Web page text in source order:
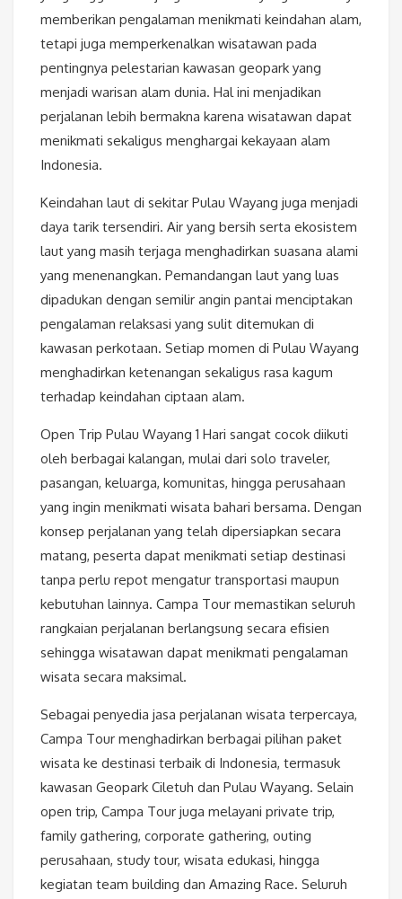
memberikan pengalaman menikmati keindahan alam,
tetapi juga memperkenalkan wisatawan pada
pentingnya pelestarian kawasan geopark yang
menjadi warisan alam dunia. Hal ini menjadikan
perjalanan lebih bermakna karena wisatawan dapat
menikmati sekaligus menghargai kekayaan alam
Indonesia.
Keindahan laut di sekitar Pulau Wayang juga menjadi
daya tarik tersendiri. Air yang bersih serta ekosistem
laut yang masih terjaga menghadirkan suasana alami
yang menenangkan. Pemandangan laut yang luas
dipadukan dengan semilir angin pantai menciptakan
pengalaman relaksasi yang sulit ditemukan di
kawasan perkotaan. Setiap momen di Pulau Wayang
menghadirkan ketenangan sekaligus rasa kagum
terhadap keindahan ciptaan alam.
Open Trip Pulau Wayang 1 Hari sangat cocok diikuti
oleh berbagai kalangan, mulai dari solo traveler,
pasangan, keluarga, komunitas, hingga perusahaan
yang ingin menikmati wisata bahari bersama. Dengan
konsep perjalanan yang telah dipersiapkan secara
matang, peserta dapat menikmati setiap destinasi
tanpa perlu repot mengatur transportasi maupun
kebutuhan lainnya. Campa Tour memastikan seluruh
rangkaian perjalanan berlangsung secara efisien
sehingga wisatawan dapat menikmati pengalaman
wisata secara maksimal.
Sebagai penyedia jasa perjalanan wisata terpercaya,
Campa Tour menghadirkan berbagai pilihan paket
wisata ke destinasi terbaik di Indonesia, termasuk
kawasan Geopark Ciletuh dan Pulau Wayang. Selain
open trip, Campa Tour juga melayani private trip,
family gathering, corporate gathering, outing
perusahaan, study tour, wisata edukasi, hingga
kegiatan team building dan Amazing Race. Seluruh